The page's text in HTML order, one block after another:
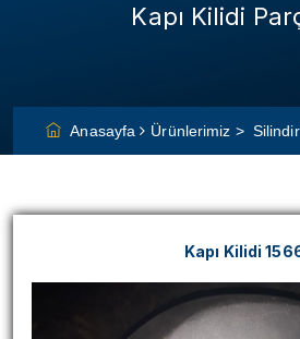
Kapı Kilidi
Anasayfa Ürünlerimiz >
Kapı Kilidi